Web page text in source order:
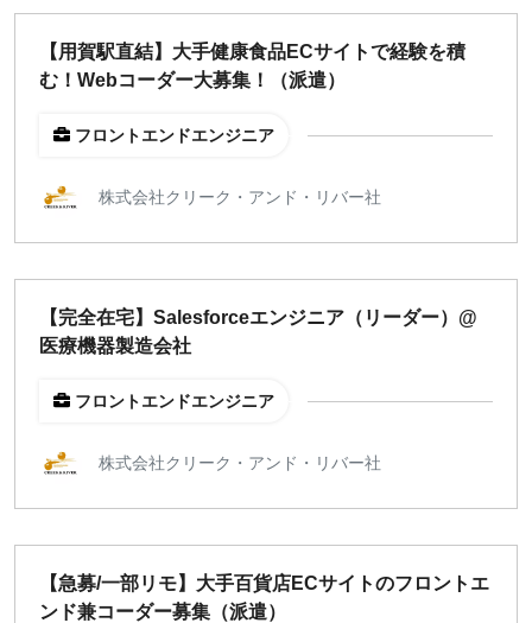
特徴
副業OK
スタートアップ
稼働時間
週5日
週3日
週1日
東京
大阪
【用賀駅直結】大手健康食品ECサイトで経験を積
む！Webコーダー大募集！（派遣）
フロントエンドエンジニア
株式会社クリーク・アンド・リバー社
【完全在宅】Salesforceエンジニア（リーダー）@
医療機器製造会社
フロントエンドエンジニア
株式会社クリーク・アンド・リバー社
【急募/一部リモ】大手百貨店ECサイトのフロントエ
ンド兼コーダー募集（派遣）